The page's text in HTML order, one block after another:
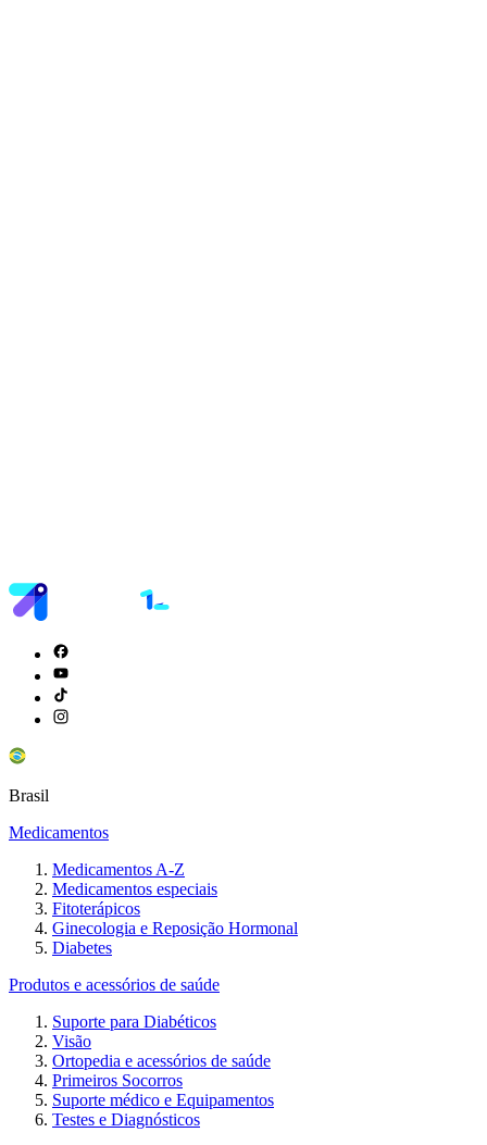
Brasil
Medicamentos
Medicamentos A-Z
Medicamentos especiais
Fitoterápicos
Ginecologia e Reposição Hormonal
Diabetes
Produtos e acessórios de saúde
Suporte para Diabéticos
Visão
Ortopedia e acessórios de saúde
Primeiros Socorros
Suporte médico e Equipamentos
Testes e Diagnósticos